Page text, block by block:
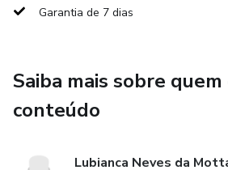
Garantia de 7 dias
Saiba mais sobre quem
conteúdo
Lubianca Neves da